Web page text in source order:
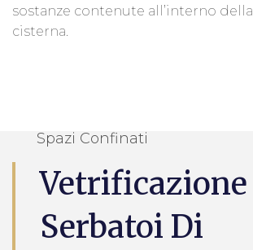
sostanze contenute all’interno della
cisterna.
Spazi Confinati
Vetrificazione
Serbatoi Di